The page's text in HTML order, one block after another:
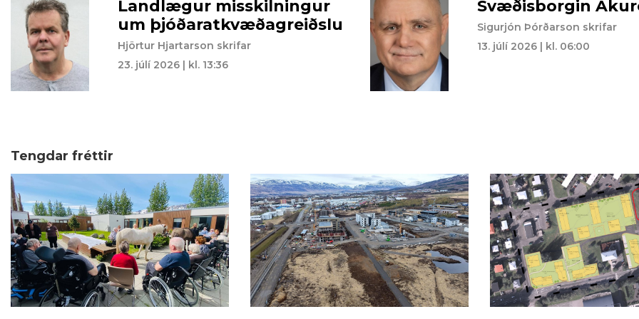
Landlægur misskilningur
um þjóðaratkvæðagreiðslu
Hjörtur Hjartarson skrifar
23. júlí 2026 | kl. 13:36
Svæðisborgin
Sigurjón Þórðarson skrifar
13. júlí 2026 | kl. 06:00
Tengdar fréttir